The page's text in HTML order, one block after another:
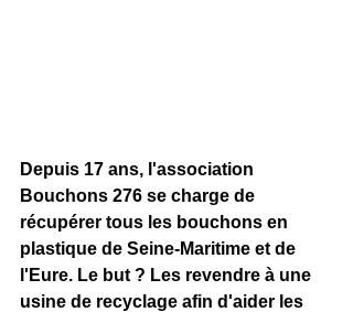
Depuis 17 ans, l'association
Bouchons 276 se charge de
récupérer tous les bouchons en
plastique de Seine-Maritime et de
l'Eure. Le but ? Les revendre à une
usine de recyclage afin d'aider les